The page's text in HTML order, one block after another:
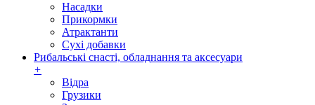
Насадки
Прикормки
Атрактанти
Сухі добавки
Рибальські снасті, обладнання та аксесуари
+
Відра
Грузики